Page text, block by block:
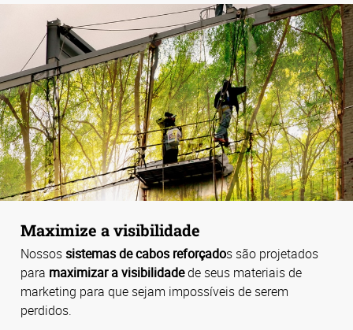
Maximize a visibilidade
Nossossistemas de cabos reforçados são projetados
para maximizar a visibilidadede seus materiais de
marketing para que sejam impossíveis de serem
perdidos.